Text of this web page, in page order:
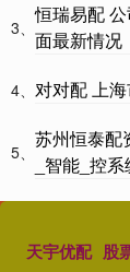
3、
恒瑞易配
面最新情况
4、 对对配 上
5、
苏州恒泰配
_智能_控
天宇优配 股